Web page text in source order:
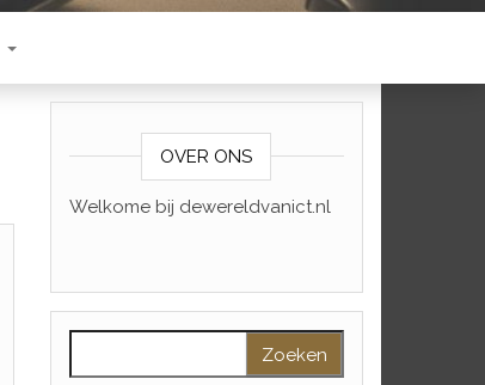
OVER ONS
Welkome bij dewereldvanict.nl